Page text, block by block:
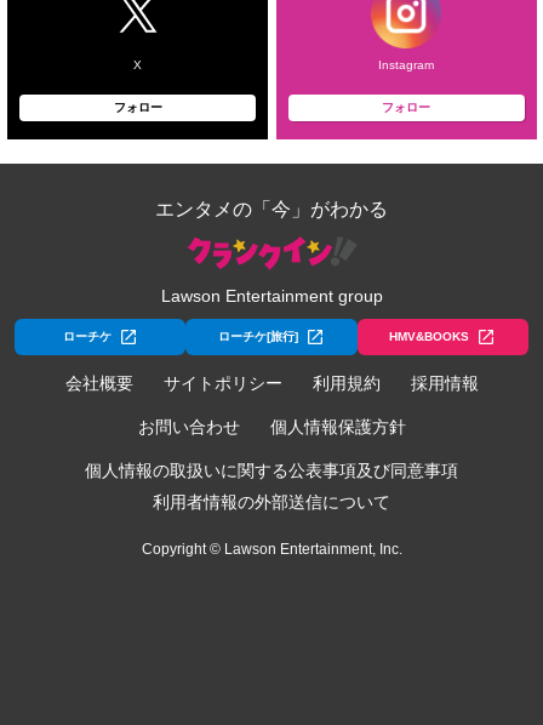
X
フォロー
Instagram
フォロー
エンタメの「今」がわかる
Lawson Entertainment group
ローチケ ローチケ[旅行] HMV&BOOKS
会社概要 サイトポリシー 利用規約 採用情報
お問い合わせ 個人情報保護方針
個人情報の取扱いに関する公表事項及び同意事項
利用者情報の外部送信について
Copyright © Lawson Entertainment, Inc.